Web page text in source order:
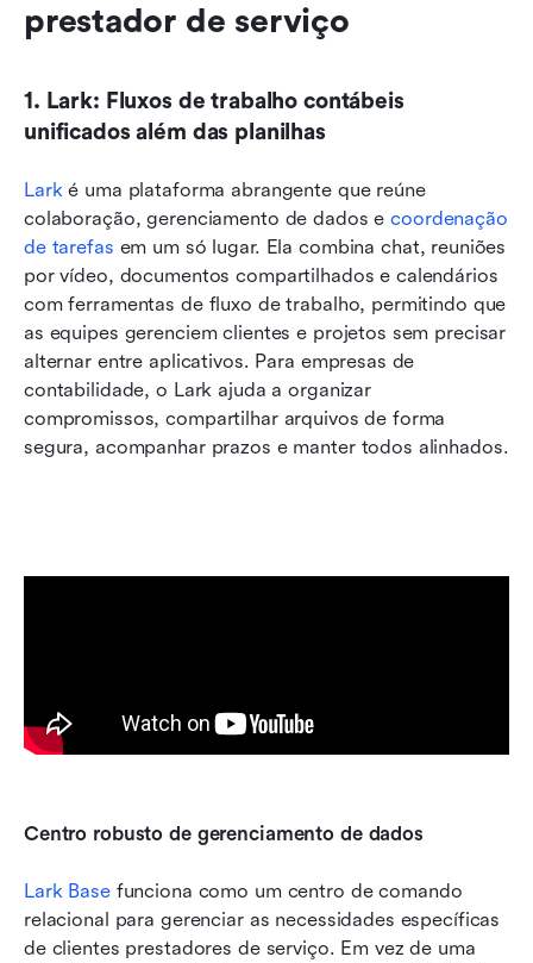
prestador de serviço
1. Lark: Fluxos de trabalho contábeis
unificados além das planilhas
Lark é uma plataforma abrangente que reúne
colaboração, gerenciamento de dados e coordenação
de tarefas em um só lugar. Ela combina chat, reuniões
por vídeo, documentos compartilhados e calendários
com ferramentas de fluxo de trabalho, permitindo que
as equipes gerenciem clientes e projetos sem precisar
alternar entre aplicativos. Para empresas de
contabilidade, o Lark ajuda a organizar
compromissos, compartilhar arquivos de forma
segura, acompanhar prazos e manter todos alinhados.
Centro robusto de gerenciamento de dados
Lark Base funciona como um centro de comando
relacional para gerenciar as necessidades específicas
de clientes prestadores de serviço. Em vez de uma